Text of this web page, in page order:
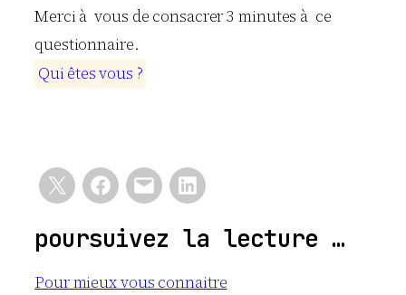
Merci à vous de consacrer 3 minutes à ce
questionnaire.
Quiêtesvous ?
poursuivez la lecture …
Pour mieux vous connaitre